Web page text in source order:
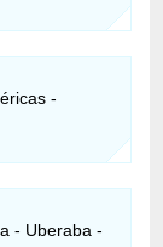
-
- Uberaba -